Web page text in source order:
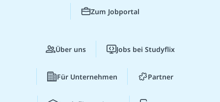
Zum Jobportal
Über uns Jobs bei Studyflix
Für Unternehmen Partner